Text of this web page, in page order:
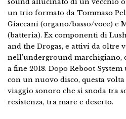
sound allucinato di un vecchio
un trio formato da Tommaso
Giaccani (organo/basso/voce) e
(batteria). Ex componenti di
and the Drogas, e attivi da oltre
nell'underground marchigiano,
a fine 2018. Dopo Reboot
con un nuovo disco, questa
viaggio sonoro che si snoda tra
resistenza, tra mare e deserto.